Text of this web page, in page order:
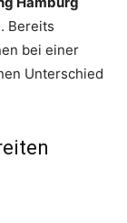
Bereits
bei einer
Unterschied